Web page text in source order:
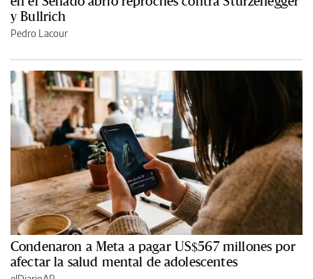
y Bullrich
Pedro Lacour
Condenaron a Meta a pagar US$567 millones por
afectar la salud mental de adolescentes